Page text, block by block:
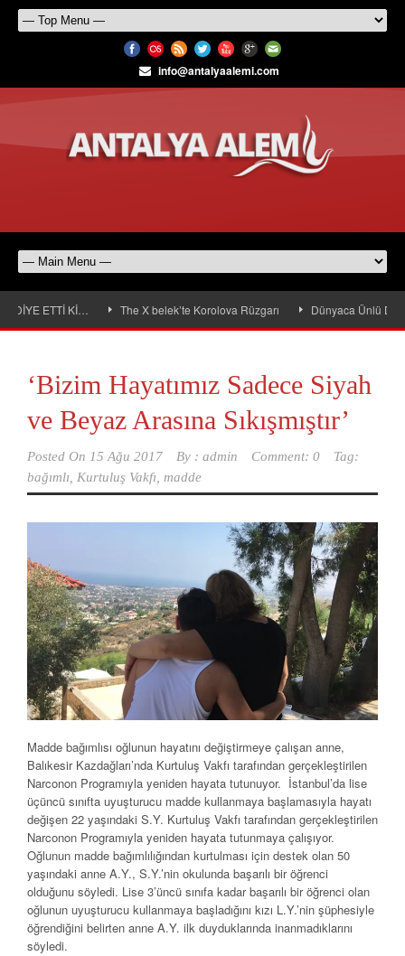
info@antalyaalemi.com
ETTİ Kİ… The X belek’te Korolova Rüzgarı Dünyaca Ünlü DJ
‘Bizim Hayatımız Sadece Siyah
ve Beyaz Arasına Sıkışmıştır’
Posted On 15 Ağu 2017 By : admin Comment: 0
Tag:
bağımlı
Kurtuluş Vakfı madde
Madde bağımlısı oğlunun hayatını değiştirmeye çalışan anne,
Balıkesir Kazdağları’nda Kurtuluş Vakfı tarafından gerçekleştirilen
Narconon Programıyla yeniden hayata tutunuyor. İstanbul’da lise
üçüncü sınıfta uyuşturucu madde kullanmaya başlamasıyla hayatı
değişen 22 yaşındaki S.Y. Kurtuluş Vakfı tarafından gerçekleştirilen
Narconon Programıyla yeniden hayata tutunmaya çalışıyor.
Oğlunun madde bağımlılığından kurtulması için destek olan 50
yaşındaki anne A.Y., S.Y.’nin okulunda başarılı bir öğrenci
olduğunu söyledi. Lise 3’üncü sınıfa kadar başarılı bir öğrenci olan
oğlunun uyuşturucu kullanmaya başladığını kızı L.Y.’nin şüphesiyle
öğrendiğini belirten anne A.Y. ilk duyduklarında inanmadıklarını
söyledi.